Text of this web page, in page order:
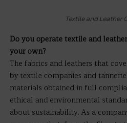
Textile and Leather
Do you operate textile and
your own?
The fabrics and leathers that
by textile companies and
materials obtained in full
ethical and environmental
about sustainability. As a